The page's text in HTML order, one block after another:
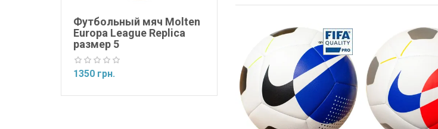
Футбольный мяч Molten
Europa League Replica
размер 5
1350 грн.